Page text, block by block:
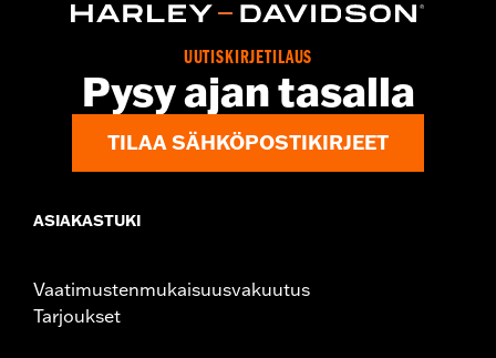
WARRANTY:1 year limited warranty – Go towww.h-
for full details
UUTISKIRJETILAUS
Pysy ajan tasalla
TILAA SÄHKÖPOSTIKIRJEET
ASIAKASTUKI
Vaatimustenmukaisuusvakuutus
Tarjoukset